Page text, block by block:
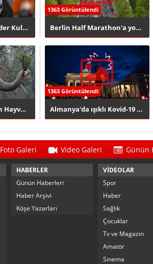
Berlin'de Karneval der Kulturen rüzgarı
1363 Görüntülendi
Berlin Half Marathon'a yoğun ilgi
Zoologischer Garten Hayvanat Bahçesi sakinlerine noel yemeği
1363 Görüntülendi
Almanya'da ışıklı Kovid-19 gösterisi
Foto Galeri Video Galeri Günün
HABERLER
Günün Haberleri
Haber Arşivi
Köşe Yazarları
VİDEOLAR
Spor
Haber
Sağlık
Çocuklar
Tv ve Magazin
Amatör
Sinema